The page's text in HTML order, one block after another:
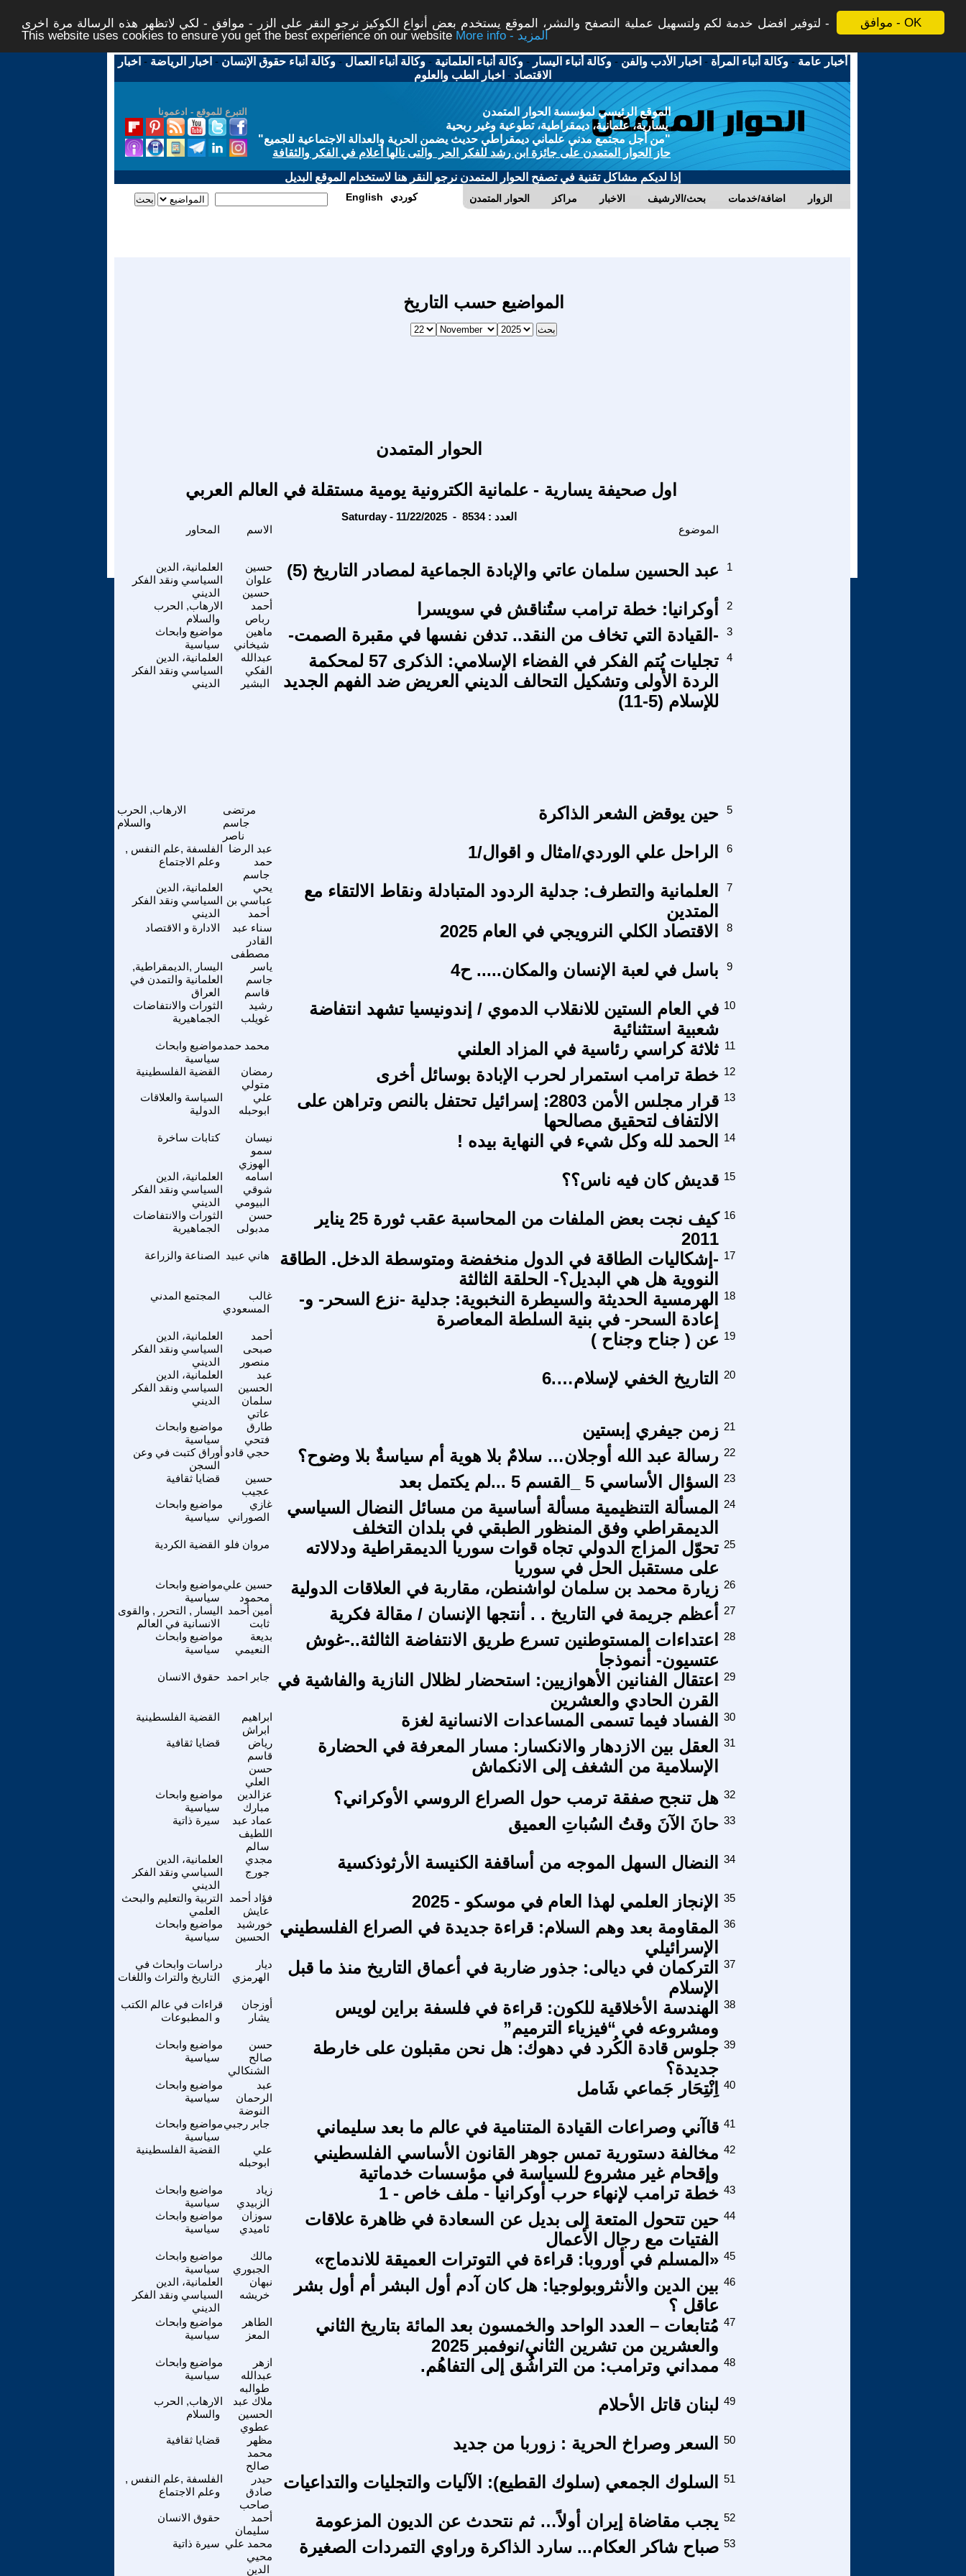
موافق - OK
لتوفير افضل خدمة لكم ولتسهيل عملية التصفح والنشر، الموقع يستخدم بعض أنواع الكوكيز نرجو النقر على الزر - موافق - لكي لاتظهر هذه الرسالة مرة اخرى -
This website uses cookies to ensure you get the best experience on our website
More info - المزيد
أخبار عامة -وكالة أنباء المرأة - اخبار الأدب والفن -وكالة أنباء اليسار -وكالة أنباء العلمانية -وكالة أنباء العمال -وكالة أنباء حقوق الإنسان - اخبار الرياضة - اخبار
الاقتصاد - اخبار الطب والعلوم
التبرع للموقع - ادعمونا
الموقع الرئيسي لمؤسسة الحوار المتمدن
يسارية، علمانية، ديمقراطية، تطوعية وغير ربحية
"من أجل مجتمع مدني علماني ديمقراطي حديث يضمن الحرية والعدالة الاجتماعية للجميع"
حاز الحوار المتمدن على جائزة ابن رشد للفكر الحر والتى نالها أعلام في الفكر والثقافة
إذا لديكم مشاكل تقنية في تصفح الحوار المتمدن نرجو النقر هنا لاستخدام الموقع البديل
الحوار المتمدن مراكز الاخبار بحث/الارشيف اضافة/خدمات الزوار English كوردي
المواضيع حسب التاريخ
الحوار المتمدن
اول صحيفة يسارية - علمانية الكترونية يومية مستقلة في العالم العربي
Saturday - 11/22/2025 - العدد : 8534
الاسم الموضوع
العلمانية، الدين
السياسي ونقد الفكر
الديني
حسين
علوان
حسين
عبد الحسين سلمان عاتي والإبادة الجماعية لمصادر التاريخ (5) 1
الارهاب, الحرب
والسلام
أحمد
رباص
أوكرانيا: خطة ترامب ستُناقش في سويسرا 2
مواضيع وابحاث
سياسية
ماهين
شيخاني
-القيادة التي تخاف من النقد.. تدفن نفسها في مقبرة الصمت- 3
العلمانية، الدين
السياسي ونقد الفكر
الديني
عبدالله
الفكي
البشير
تجليات يُتم الفكر في الفضاء الإسلامي: الذكرى 57 لمحكمة
الردة الأولى وتشكيل التحالف الديني العريض ضد الفهم الجديد
للإسلام (5-11)
4
الارهاب, الحرب
والسلام
مرتضى
جاسم
ناصر
حين يوقض الشعر الذاكرة 5
الفلسفة ,علم النفس ,
وعلم الاجتماع
عبد الرضا
حمد
جاسم
الراحل علي الوردي/امثال و اقوال/1 6
العلمانية، الدين
السياسي ونقد الفكر
الديني
يحي
عباسي بن
أحمد
العلمانية والتطرف: جدلية الردود المتبادلة ونقاط الالتقاء مع
المتدين
7
الادارة و الاقتصاد
سناء عبد
القادر
مصطفى
الاقتصاد الكلي النرويجي في العام 2025 8
اليسار ,الديمقراطية,
العلمانية والتمدن في
العراق
ياسر
جاسم
قاسم
باسل في لعبة الإنسان والمكان..... ح4 9
الثورات والانتفاضات
الجماهيرية
رشيد
غويلب
في العام الستين للانقلاب الدموي / إندونيسيا تشهد انتفاضة
شعبية استثنائية
10
مواضيع وابحاث
سياسية
محمد حمد ثلاثة كراسي رئاسية في المزاد العلني 11
القضية الفلسطينية
رمضان
متولي
خطة ترامب استمرار لحرب الإبادة بوسائل أخرى 12
السياسة والعلاقات
الدولية
علي
ابوحبله
قرار مجلس الأمن 2803: إسرائيل تحتفل بالنص وتراهن على
الالتفاف لتحقيق مصالحها
13
كتابات ساخرة
نيسان
سمو
الهوزي
الحمد لله وكل شيء في النهاية بيده ! 14
العلمانية، الدين
السياسي ونقد الفكر
الديني
اسامه
شوقي
البيومي
قديش كان فيه ناس؟؟ 15
الثورات والانتفاضات
الجماهيرية
حسن
مدبولى
كيف نجت بعض الملفات من المحاسبة عقب ثورة 25 يناير
2011
16
الصناعة والزراعة هاني عبيد
-إشكاليات الطاقة في الدول منخفضة ومتوسطة الدخل. الطاقة
النووية هل هي البديل؟- الحلقة الثالثة
17
المجتمع المدني
غالب
المسعودي
الهرمسية الحديثة والسيطرة النخبوية: جدلية -نزع السحر- و-
إعادة السحر- في بنية السلطة المعاصرة
18
العلمانية، الدين
السياسي ونقد الفكر
الديني
أحمد
صبحى
منصور
عن ( جناح وجناح ) 19
العلمانية، الدين
السياسي ونقد الفكر
الديني
عبد
الحسين
سلمان
عاتي
التاريخ الخفي لإسلام….6 20
مواضيع وابحاث
سياسية
طارق
فتحي
زمن جيفري إبستين 21
أوراق كتبت في وعن
السجن
حجي قادو رسالة عبد الله أوجلان… سلامٌ بلا هوية أم سياسةٌ بلا وضوح؟ 22
قضايا ثقافية
حسين
عجيب
السؤال الأساسي 5 _القسم 5 ...لم يكتمل بعد 23
مواضيع وابحاث
سياسية
غازي
الصوراني
المسألة التنظيمية مسألة أساسية من مسائل النضال السياسي
الديمقراطي وفق المنظور الطبقي في بلدان التخلف
24
القضية الكردية مروان فلو
تحوّل المزاج الدولي تجاه قوات سوريا الديمقراطية ودلالاته
على مستقبل الحل في سوريا
25
مواضيع وابحاث
سياسية
حسين علي
محمود
زيارة محمد بن سلمان لواشنطن، مقاربة في العلاقات الدولية 26
اليسار , التحرر , والقوى
الانسانية في العالم
أمين أحمد
ثابت
أعظم جريمة في التاريخ . . أنتجها الإنسان / مقالة فكرية 27
مواضيع وابحاث
سياسية
بديعة
النعيمي
اعتداءات المستوطنين تسرع طريق الانتفاضة الثالثة..-غوش
عتسيون- أنموذجا
28
حقوق الانسان جابر احمد
اعتقال الفنانين الأهوازيين: استحضار لظلال النازية والفاشية في
القرن الحادي والعشرين
29
القضية الفلسطينية
ابراهيم
ابراش
الفساد فيما تسمى المساعدات الانسانية لغزة 30
قضايا ثقافية
رياض
قاسم
حسن
العلي
العقل بين الازدهار والانكسار: مسار المعرفة في الحضارة
الإسلامية من الشغف إلى الانكماش
31
مواضيع وابحاث
سياسية
عزالدين
مبارك
هل تنجح صفقة ترمب حول الصراع الروسي الأوكراني؟ 32
سيرة ذاتية
عماد عبد
اللطيف
سالم
حانَ الآنَ وقتُ السُباتِ العميق 33
العلمانية، الدين
السياسي ونقد الفكر
الديني
مجدي
جورج
النضال السهل الموجه من أساقفة الكنيسة الأرثوذكسية 34
التربية والتعليم والبحث
العلمي
فؤاد أحمد
عايش
الإنجاز العلمي لهذا العام في موسكو - 2025 35
مواضيع وابحاث
سياسية
خورشيد
الحسين
المقاومة بعد وهم السلام: قراءة جديدة في الصراع الفلسطيني
الإسرائيلي
36
دراسات وابحاث في
التاريخ والتراث واللغات
ديار
الهرمزي
التركمان في ديالى: جذور ضاربة في أعماق التاريخ منذ ما قبل
الإسلام
37
قراءات في عالم الكتب
و المطبوعات
أوزجان
يشار
الهندسة الأخلاقية للكون: قراءة في فلسفة براين لويس
ومشروعه في “فيزياء الترميم”
38
مواضيع وابحاث
سياسية
حسن
صالح
الشنكالي
جلوس قادة الكُرد في دهوك: هل نحن مقبلون على خارطة
جديدة؟
39
مواضيع وابحاث
سياسية
عبد
الرحمان
النوضة
اِنْتِحَار جَماعي شَامل 40
مواضيع وابحاث
سياسية
جابر رجبي قاآني وصراعات القيادة المتنامية في عالم ما بعد سليماني 41
القضية الفلسطينية
علي
ابوحبله
مخالفة دستورية تمس جوهر القانون الأساسي الفلسطيني
وإقحام غير مشروع للسياسة في مؤسسات خدماتية
42
مواضيع وابحاث
سياسية
زياد
الزبيدي
خطة ترامب لإنهاء حرب أوكرانيا - ملف خاص - 1 43
مواضيع وابحاث
سياسية
سوزان
ئاميدي
حين تتحول المتعة إلى بديل عن السعادة في ظاهرة علاقات
الفتيات مع رجال الأعمال
44
مواضيع وابحاث
سياسية
مالك
الجبوري
«المسلم في أوروبا: قراءة في التوترات العميقة للاندماج» 45
العلمانية، الدين
السياسي ونقد الفكر
الديني
نبهان
خريشه
بين الدين والأنثروبولوجيا: هل كان آدم أول البشر أم أول بشر
عاقل ؟
46
مواضيع وابحاث
سياسية
الطاهر
المعز
مُتابعات – العدد الواحد والخمسون بعد المائة بتاريخ الثاني
والعشرين من تشرين الثاني/نوفمبر 2025
47
مواضيع وابحاث
سياسية
ازهر
عبدالله
طوالبه
ممداني وترامب: من التراشُق إلى التفاهُم. 48
الارهاب, الحرب
والسلام
ملاك عبد
الحسين
عطوي
لبنان قاتل الأحلام 49
قضايا ثقافية
مظهر
محمد
صالح
السعر وصراخ الحرية : زوربا من جديد 50
الفلسفة ,علم النفس ,
وعلم الاجتماع
حيدر
صادق
صاحب
السلوك الجمعي (سلوك القطيع): الآليات والتجليات والتداعيات 51
حقوق الانسان
أحمد
سليمان
يجب مقاضاة إيران أولاً… ثم نتحدث عن الديون المزعومة 52
سيرة ذاتية محمد علي
محيي
الدين
صباح شاكر العكام... سارد الذاكرة وراوي التمردات الصغيرة 53